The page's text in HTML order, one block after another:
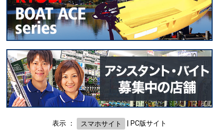
表示 ： スマホサイト PC版サイト